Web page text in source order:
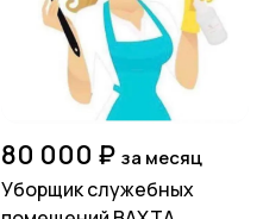
80 000 ₽ за месяц
Уборщик служебных